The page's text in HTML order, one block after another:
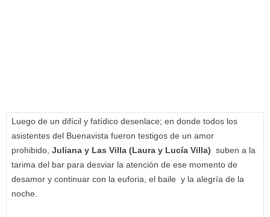
Luego de un difícil y fatídico desenlace; en donde todos los
asistentes del Buenavista fueron testigos de un amor
prohibido, Juliana y Las Villa (Laura y Lucía Villa) suben a la
tarima del bar para desviar la atención de ese momento de
desamor y continuar con la euforia, el baile y la alegría de la
noche.